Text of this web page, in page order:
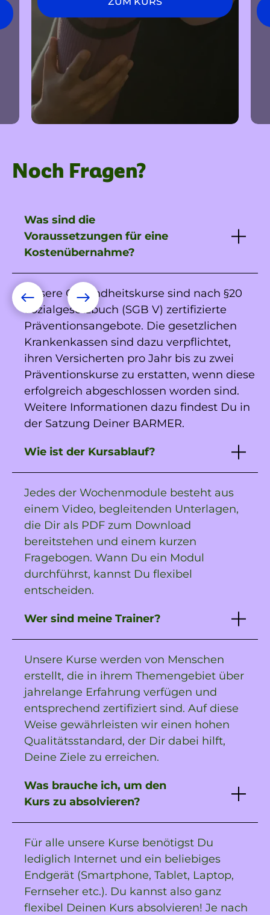
Noch Fragen?
Was sind die
Voraussetzungen für eine
Kostenübernahme?
Unsere Gesundheitskurse sind nach §20
Sozialgesetzbuch (SGB V) zertifizierte
Präventionsangebote. Die gesetzlichen
Krankenkassen sind dazu verpflichtet,
ihren Versicherten pro Jahr bis zu zwei
Präventionskurse zu erstatten, wenn diese
erfolgreich abgeschlossen worden sind.
Weitere Informationen dazu findest Du in
der Satzung Deiner BARMER.
Wie ist der Kursablauf?
Jedes der Wochenmodule besteht aus
einem Video, begleitenden Unterlagen,
die Dir als PDF zum Download
bereitstehen und einem kurzen
Fragebogen. Wann Du ein Modul
durchführst, kannst Du flexibel
entscheiden.
Wer sind meine Trainer?
Unsere Kurse werden von Menschen
erstellt, die in ihrem Themengebiet über
jahrelange Erfahrung verfügen und
entsprechend zertifiziert sind. Auf diese
Weise gewährleisten wir einen hohen
Qualitätsstandard, der Dir dabei hilft,
Deine Ziele zu erreichen.
Was brauche ich, um den
Kurs zu absolvieren?
Für alle unsere Kurse benötigst Du
lediglich Internet und ein beliebiges
Endgerät (Smartphone, Tablet, Laptop,
Fernseher etc.). Du kannst also ganz
flexibel Deinen Kurs absolvieren! Je nach